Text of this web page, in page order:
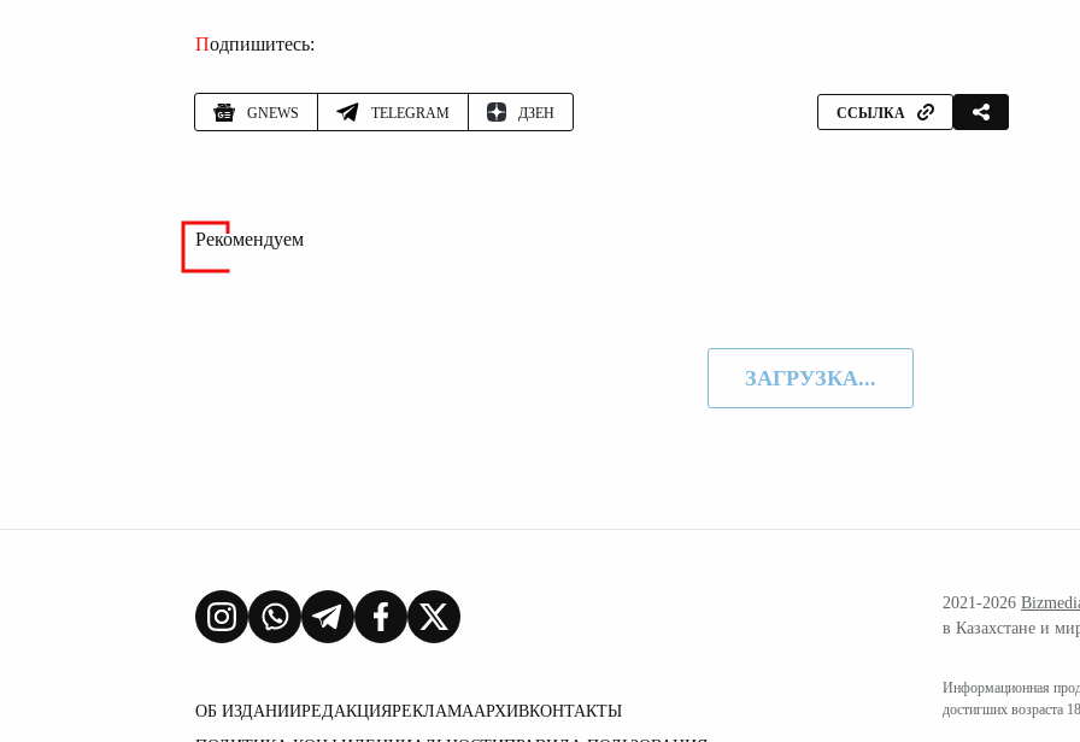
Подпишитесь:
GNEWS TELEGRAM ДЗЕН ССЫЛКА
Рекомендуем
ЗАГРУЗКА...
ОБ ИЗДАНИИРЕДАКЦИЯРЕКЛАМААРХИВКОНТАКТЫ
2021-2026
в Казахстане и
Информационная
достигших возраста